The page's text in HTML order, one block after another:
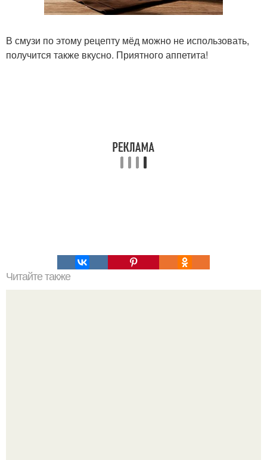
В смузи по этому рецепту мёд можно не использовать,
получится также вкусно. Приятного аппетита!
Читайте также